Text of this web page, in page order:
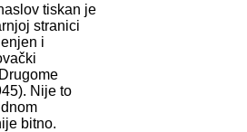
tiskan je
stranici
i
Nije to
bitno.